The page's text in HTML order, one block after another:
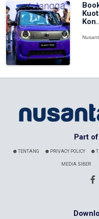
Part
TENTANG PRIVACY POLICY
MEDIA SIBER